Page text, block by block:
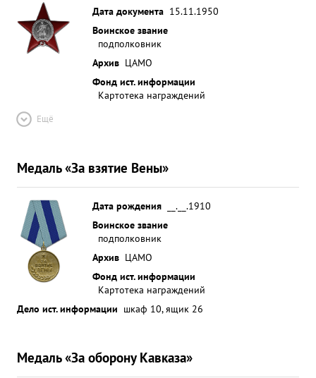
Дата документа 15.11.1950
Воинское звание
подполковник
Архив ЦАМО
Фонд ист. информации
Картотека награждений
Ещё
Медаль «За взятие Вены»
Дата рождения
__.__.1910
Воинское звание
подполковник
Архив ЦАМО
Фонд ист. информации
Картотека награждений
Дело ист. информации шкаф 10, ящик 26
Медаль «За оборону Кавказа»